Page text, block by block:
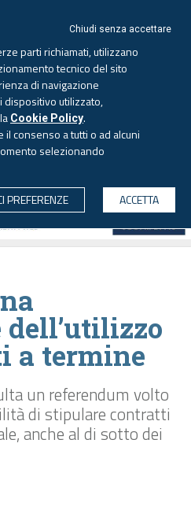
- Aggiornato alle 6.00
a termine
un referendum volto
di stipulare contratti
anche al di sotto dei
Chiudi senza accettare
parti richiamati, utilizzano
tecnico del sito
di navigazione
dispositivo utilizzato,
Cookie Policy.
consenso a tutti o ad alcuni
selezionando
PREFERENZE
ACCETTA